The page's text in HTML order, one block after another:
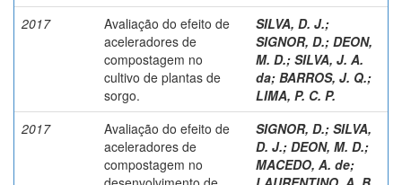
2017
Avaliação do efeito de
aceleradores de
compostagem no
cultivo de plantas de
sorgo.
SILVA, D. J.;
SIGNOR, D.; DEON,
M. D.; SILVA, J. A.
da; BARROS, J. Q.;
LIMA, P. C. P.
2017
Avaliação do efeito de
aceleradores de
compostagem no
SIGNOR, D.; SILVA,
D. J.; DEON, M. D.;
MACEDO, A. de;